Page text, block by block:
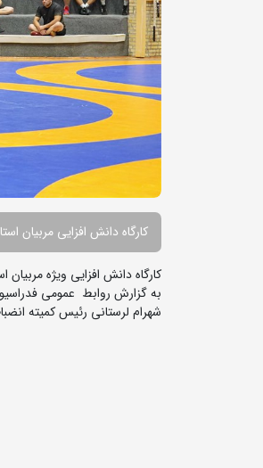
کارگاه دانش افزایی مربیان
کارگاه دانش افزایی ویژه مربیان استان کرمانشاه روزهای 18 و 19 بهمن ماه در
به گزارش روابط عمومی
شهرام لرستانی رئیس کمیته